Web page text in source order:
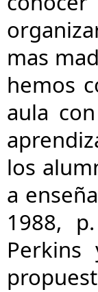
mas
hemos
aula
los
a
1988,